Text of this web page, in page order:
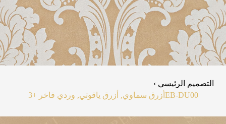
التصميم الرئيسي ›
EB-DU00 أزرق سماوي, أزرق ياقوتي, وردي فاخر+3